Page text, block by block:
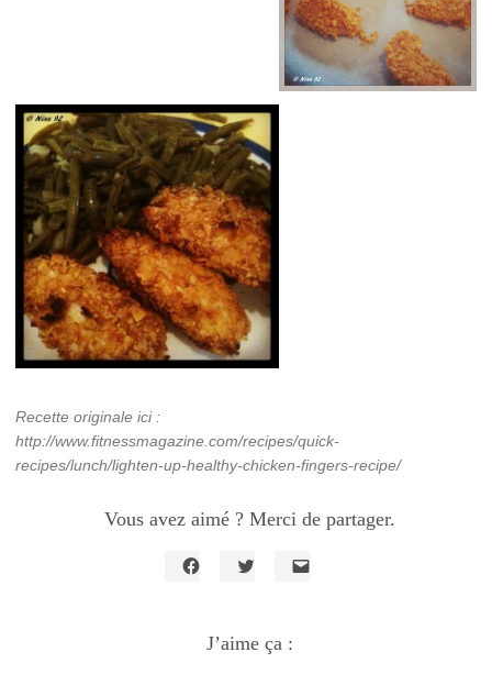
Recette originale ici :
http://www.fitnessmagazine.com/recipes/quick-
recipes/lunch/lighten-up-healthy-chicken-fingers-recipe/
Vous avez aimé ? Merci de partager.
Facebook(ouvre
dans
Twitter(ouvre
dans
J’aime ça :